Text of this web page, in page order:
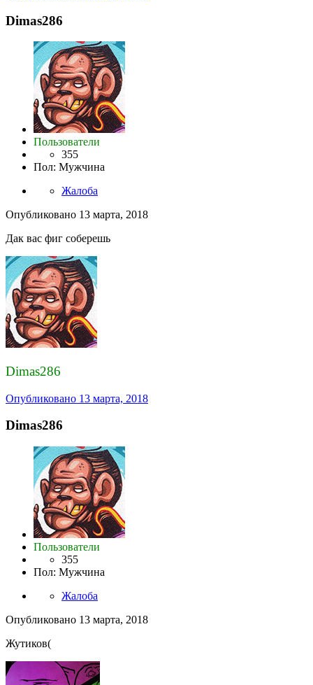
Dimas286
Пользователи
355
Пол: Мужчина
Жалоба
Опубликовано 13 марта, 2018
Дак вас фиг соберешь
Dimas286
Опубликовано 13 марта, 2018
Dimas286
Пользователи
355
Пол: Мужчина
Жалоба
Опубликовано 13 марта, 2018
Жутиков(